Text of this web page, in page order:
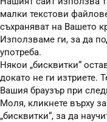
малки текстови
съхраняват на Вашето
Използваме ги, за да
употреба.
Някои „бисквитки“
докато не ги изтриете.
Вашия браузър при
Моля, кликнете върху
„бисквитки“, за да